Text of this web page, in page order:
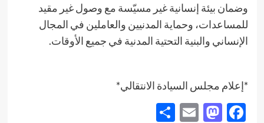
وضمان بيئة إنسانية غير مسيّسة مع وصول غير مقيد
للمساعدات، وحماية المدنيين والعاملين في المجال
الإنساني والبنية التحتية المدنية في جميع الأوقات.
*إعلام مجلس السيادة الانتقالي*
Facebook
Mastodon
Email